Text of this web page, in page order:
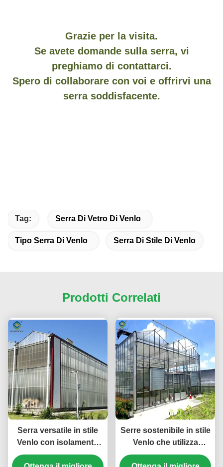
Grazie per la visita.
Se avete domande sulla serra, vi
preghiamo di contattarci.
Spero di collaborare con voi e offrirvi una
serra soddisfacente.
Tag: Serra Di Vetro Di Venlo
Tipo Serra Di Venlo Serra Di Stile Di Venlo
Prodotti Correlati
Serra versatile in stile
Venlo con isolamento
energetico e
Serre sostenibile in stile
Venlo che utilizza
materiali energetici e